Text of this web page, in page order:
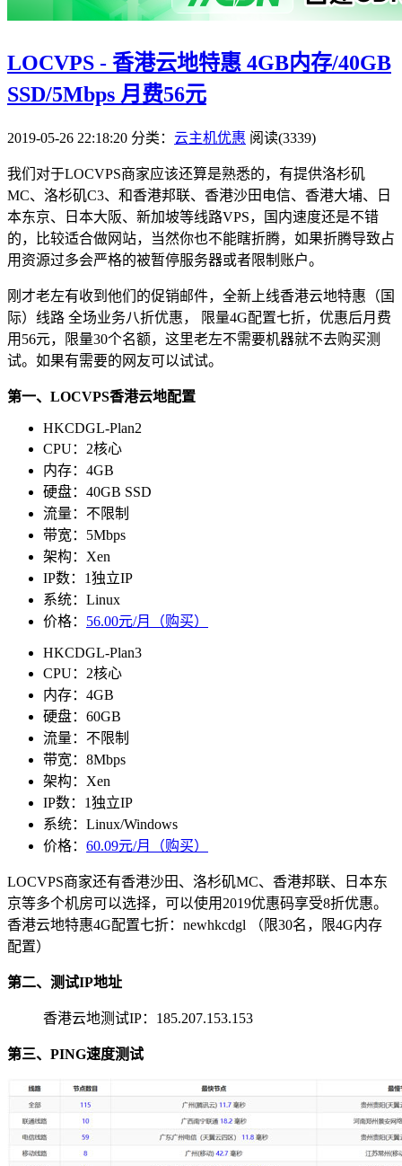
LOCVPS - 香港云地特惠 4GB内存/40GB
SSD/5Mbps 月费56元
2019-05-26 22:18:20 分类： 云主机优惠 阅读(3339)
我们对于LOCVPS商家应该还算是熟悉的，有提供洛杉矶
MC、洛杉矶C3、和香港邦联、香港沙田电信、香港大埔、日
本东京、日本大阪、新加坡等线路VPS，国内速度还是不错
的，比较适合做网站，当然你也不能瞎折腾，如果折腾导致占
用资源过多会严格的被暂停服务器或者限制账户。
刚才老左有收到他们的促销邮件，全新上线香港云地特惠（国
际）线路 全场业务八折优惠， 限量4G配置七折，优惠后月费
用56元，限量30个名额，这里老左不需要机器就不去购买测
试。如果有需要的网友可以试试。
第一、LOCVPS香港云地配置
HKCDGL-Plan2
CPU：2核心
内存：4GB
硬盘：40GB SSD
流量：不限制
带宽：5Mbps
架构：Xen
IP数：1独立IP
系统：Linux
价格： 56.00元/月（购买）
HKCDGL-Plan3
CPU：2核心
内存：4GB
硬盘：60GB
流量：不限制
带宽：8Mbps
架构：Xen
IP数：1独立IP
系统：Linux/Windows
价格： 60.09元/月（购买）
LOCVPS商家还有香港沙田、洛杉矶MC、香港邦联、日本东
京等多个机房可以选择，可以使用 2019优惠码享受8折优惠。
香港云地特惠4G配置七折： newhkcdgl （限30名，限4G内存
配置）
第二、测试IP地址
香港云地测试IP：185.207.153.153
第三、PING速度测试